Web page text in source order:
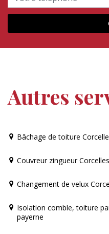
Autres
Bâchage de toiture
Couvreur zingueur
Changement de velux
Isolation comble, toiture
payerne